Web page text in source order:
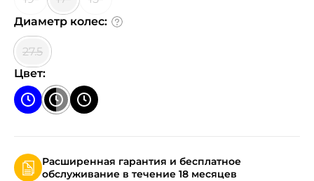
Диаметр колес:
27.5
Цвет:
Расширенная гарантия и бесплатное
обслуживание в течение 18 месяцев